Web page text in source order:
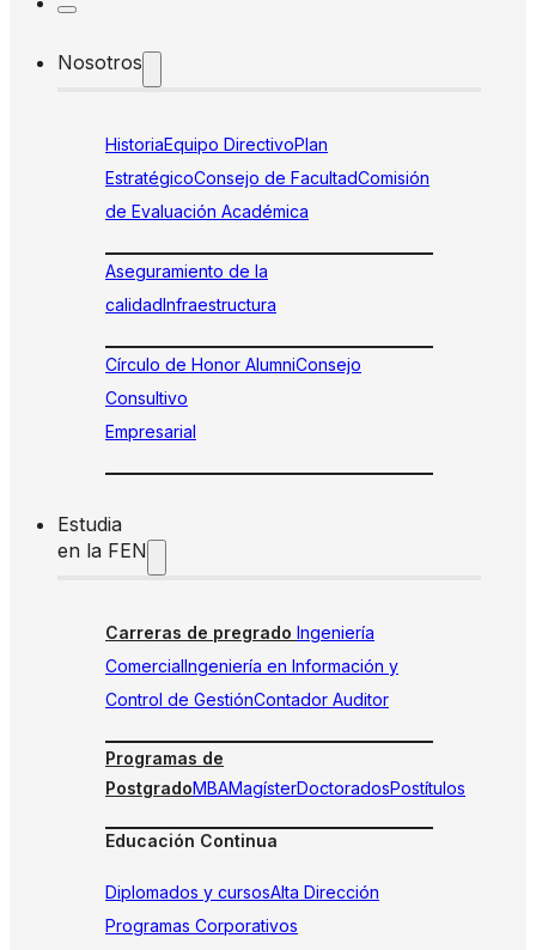
Nosotros
HistoriaEquipo DirectivoPlan
EstratégicoConsejo de FacultadComisión
de Evaluación Académica
Aseguramiento de la
calidadInfraestructura
Círculo de Honor AlumniConsejo
Consultivo
Empresarial
Estudia
en la FEN
Carreras de pregrado Ingeniería
ComercialIngeniería en Información y
Control de GestiónContador Auditor
Programas de
PostgradoMBAMagísterDoctoradosPostítulos
Educación Continua
Diplomados y cursosAlta Dirección
Programas Corporativos